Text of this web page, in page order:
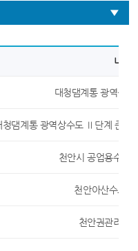
내용
대청댐계통 광역상
청댐계통 광역상수도 Ⅱ단계 준공
천안시 공업용수도
천안아산수도관
천안권관리단